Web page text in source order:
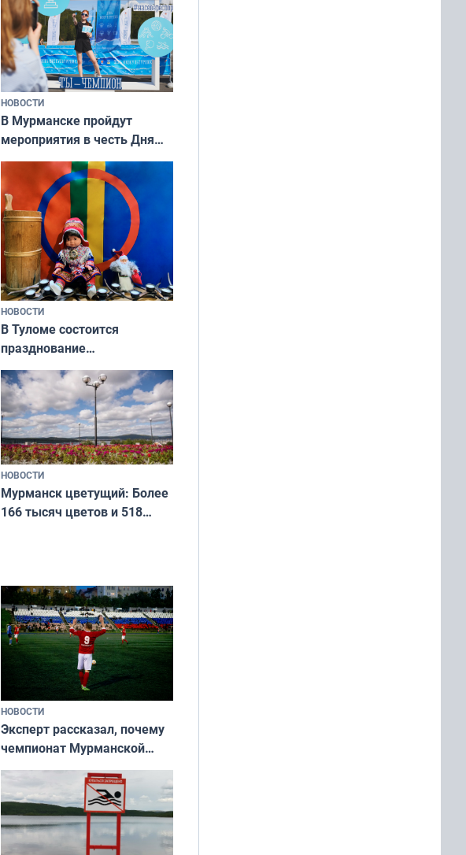
НОВОСТИ
В Мурманске пройдут
мероприятия в честь Дня
физкультурника
НОВОСТИ
В Туломе состоится
празднование
Международного дня
коренных народов мира
НОВОСТИ
Мурманск цветущий: Более
166 тысяч цветов и 518
НОВОСТИ
Эксперт рассказал, почему
чемпионат Мурманской
области по футболу остался
незамеченным